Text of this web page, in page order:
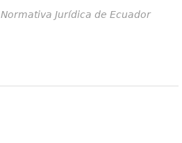
Normativa Jurídica de Ecuador